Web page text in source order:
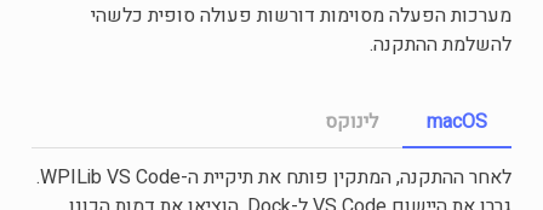
מערכות הפעלה מסוימות דורשות פעולה סופית כלשהי
להשלמת ההתקנה.
macOS
לאחר ההתקנה, המתקין פותח את תיקיית ה-WPILib VS Code.
לינוקס